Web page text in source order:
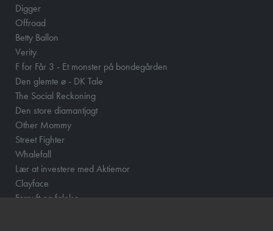
Digger
Offroad
Betty Ballon
Verity
F for Får 3 - Et monster på bondegården
Den glemte ø - DK Tale
The Social Reckoning
Den store diamantjagt
Other Mommy
Street Fighter
Whalefall
Lær at investere med Aktiemor
Clayface
Fornuft og følelse